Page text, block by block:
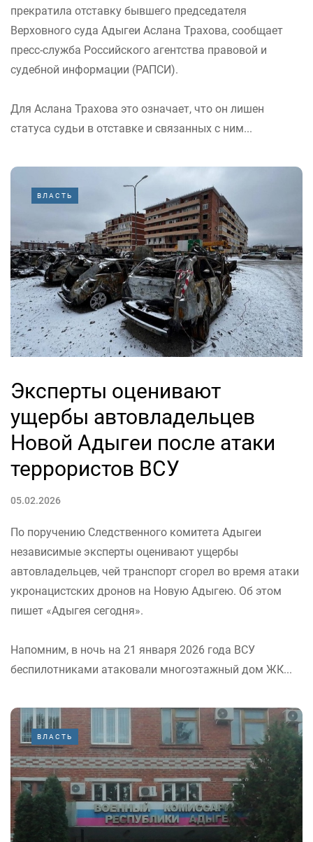
прекратила отставку бывшего председателя
Верховного суда Адыгеи Аслана Трахова, сообщает
пресс-служба Российского агентства правовой и
судебной информации (РАПСИ).
Для Аслана Трахова это означает, что он лишен
статуса судьи в отставке и связанных с ним...
ВЛАСТЬ
Эксперты оценивают
ущербы автовладельцев
Новой Адыгеи после атаки
террористов ВСУ
05.02.2026
По поручению Следственного комитета Адыгеи
независимые эксперты оценивают ущербы
автовладельцев, чей транспорт сгорел во время атаки
укронацистских дронов на Новую Адыгею. Об этом
пишет «Адыгея сегодня».
Напомним, в ночь на 21 января 2026 года ВСУ
беспилотниками атаковали многоэтажный дом ЖК...
ВЛАСТЬ